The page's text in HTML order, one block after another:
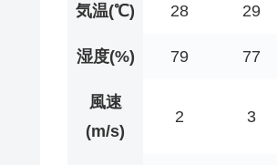
気温(℃) 28 29
湿度(%) 79 77
風速
(m/s)
2 3